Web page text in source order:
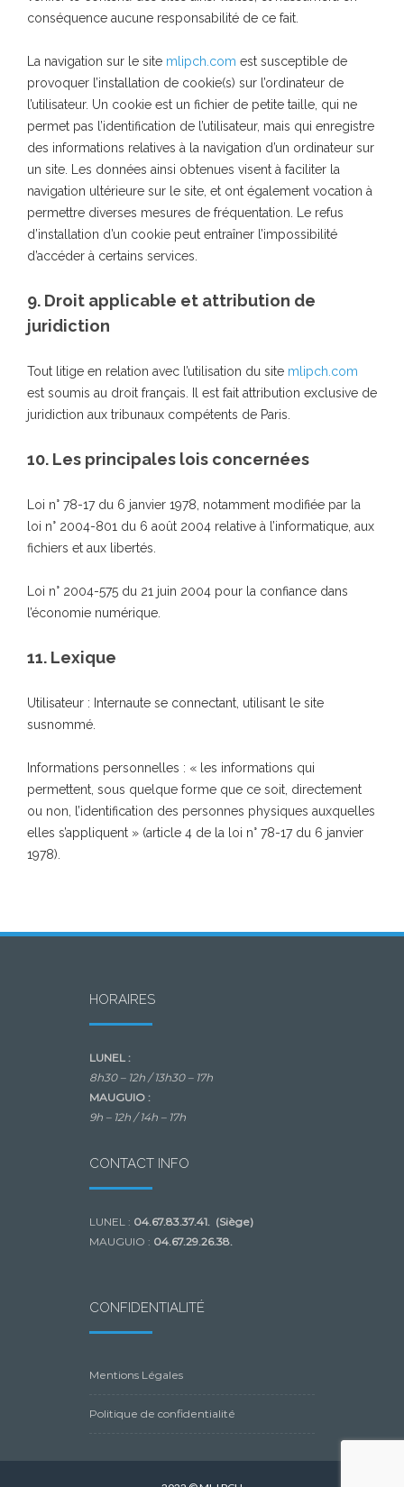
conséquence aucune responsabilité de ce fait.
La navigation sur le site mlipch.com est susceptible de
provoquer l’installation de cookie(s) sur l’ordinateur de
l’utilisateur. Un cookie est un fichier de petite taille, qui ne
permet pas l’identification de l’utilisateur, mais qui enregistre
des informations relatives à la navigation d’un ordinateur sur
un site. Les données ainsi obtenues visent à faciliter la
navigation ultérieure sur le site, et ont également vocation à
permettre diverses mesures de fréquentation. Le refus
d’installation d’un cookie peut entraîner l’impossibilité
d’accéder à certains services.
9. Droit applicable et attribution de
juridiction
Tout litige en relation avec l’utilisation du site mlipch.com
est soumis au droit français. Il est fait attribution exclusive de
juridiction aux tribunaux compétents de Paris.
10. Les principales lois concernées
Loi n° 78-17 du 6 janvier 1978, notamment modifiée par la
loi n° 2004-801 du 6 août 2004 relative à l’informatique, aux
fichiers et aux libertés.
Loi n° 2004-575 du 21 juin 2004 pour la confiance dans
l’économie numérique.
11. Lexique
Utilisateur : Internaute se connectant, utilisant le site
susnommé.
Informations personnelles : « les informations qui
permettent, sous quelque forme que ce soit, directement
ou non, l’identification des personnes physiques auxquelles
elles s’appliquent » (article 4 de la loi n° 78-17 du 6 janvier
1978).
HORAIRES
LUNEL :
8h30 – 12h /13h30 – 17h
MAUGUIO :
9h – 12h /14h – 17h
CONTACT INFO
LUNEL : 04.67.83.37.41. (Siège)
MAUGUIO : 04.67.29.26.38.
CONFIDENTIALITÉ
Mentions Légales
Politique de confidentialité